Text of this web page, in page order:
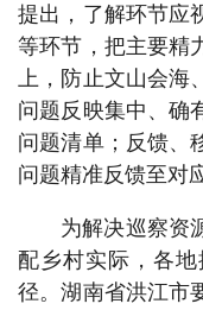
提出，了解环节应
等环节，把主要精
上，防止文山会
问题反映集中、确
问题清单；反馈、
问题精准反馈至对
为解决巡察资
配乡村实际，各
径。湖南省洪江市